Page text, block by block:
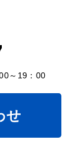
～19：00
せ